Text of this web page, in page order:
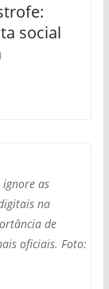
social
as
na
de
oficiais. Foto: